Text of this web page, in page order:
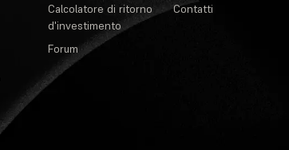
Calcolatore di ritorno
d'investimento
Forum
Contatti